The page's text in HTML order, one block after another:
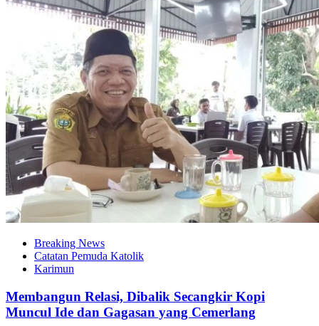
Breaking News
Catatan Pemuda Katolik
Karimun
Membangun Relasi, Dibalik Secangkir Kopi
Muncul Ide dan Gagasan yang Cemerlang